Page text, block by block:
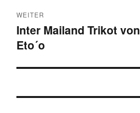
WEITER
Nächster
Beitrag:
Inter Mailand Trikot
Eto´o